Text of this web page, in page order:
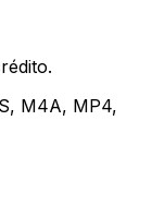
M4A, MP4,